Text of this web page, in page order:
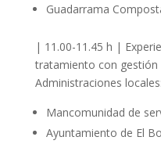
Guadarrama
| 11.00-11.45 h |
tratamiento con gestión
Administraciones locales:
Mancomunidad de
Ayuntamiento de El